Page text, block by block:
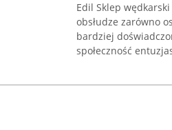
Edil Sklep
obsłudze zarówno
bardziej
społeczność